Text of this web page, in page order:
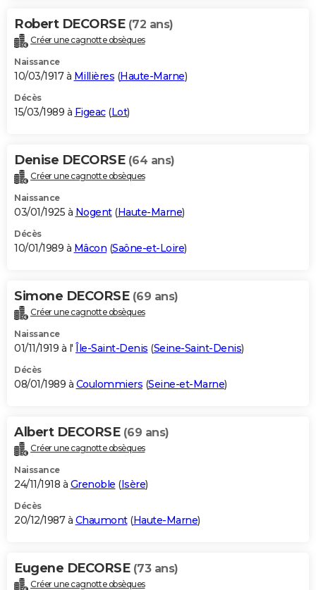
Robert DECORSE (72 ans)
Créer une cagnotte obsèques
Naissance
10/03/1917 à Millières (Haute-Marne)
Décès
15/03/1989 à Figeac(Lot)
Denise DECORSE (64 ans)
Créer une cagnotte obsèques
Naissance
03/01/1925 à Nogent(Haute-Marne)
Décès
10/01/1989 à Mâcon (Saône-et-Loire)
Simone DECORSE (69 ans)
Créer une cagnotte obsèques
Naissance
01/11/1919 à l' Île-Saint-Denis (Seine-Saint-Denis)
Décès
08/01/1989 à Coulommiers (Seine-et-Marne)
Albert DECORSE (69 ans)
Créer une cagnotte obsèques
Naissance
24/11/1918 à Grenoble (Isère)
Décès
20/12/1987 à Chaumont(Haute-Marne)
Eugene DECORSE (73 ans)
Créer une cagnotte obsèques